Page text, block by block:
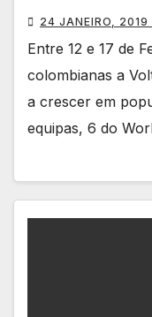
24 JANEIRO, 2019
Entre 12 e 17 de
colombianas a
a crescer em
equipas, 6 do